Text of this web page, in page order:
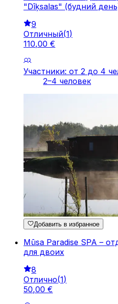
"Dīķsalas" (будний
9
Отличный(1)
110,00 €
Участники: от 2 до 4
2–4 человек
Добавить в избранное
Mūsa Paradise SPA –
для двоих
8
Отлично(1)
50,00 €